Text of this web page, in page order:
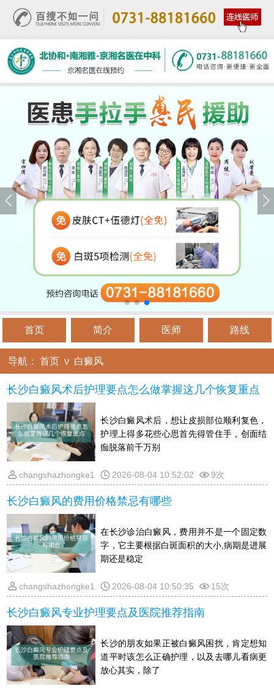
首页 简介 医师 路线
导航： 首页 ν 白癜风
长沙白癜风术后护理要点怎么做掌握这几个恢复重点
长沙白癜风术后，想让皮损部位顺利复色，
护理上得多花些心思首先得管住手，创面结
痂脱落前千万别
changshazhongke1 2026-08-04 10:52:02 9次
长沙白癜风的费用价格禁忌有哪些
在长沙诊治白癜风，费用并不是一个固定数
字，它主要根据白斑面积的大小,病期是进展
期还是稳定
changshazhongke1 2026-08-04 10:50:35 15次
长沙白癜风专业护理要点及医院推荐指南
长沙的朋友如果正被白癜风困扰，肯定想知
道平时该怎么正确护理，以及去哪儿看病更
放心其实，除了